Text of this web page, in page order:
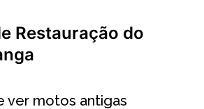
Restauração do
ver motos antigas